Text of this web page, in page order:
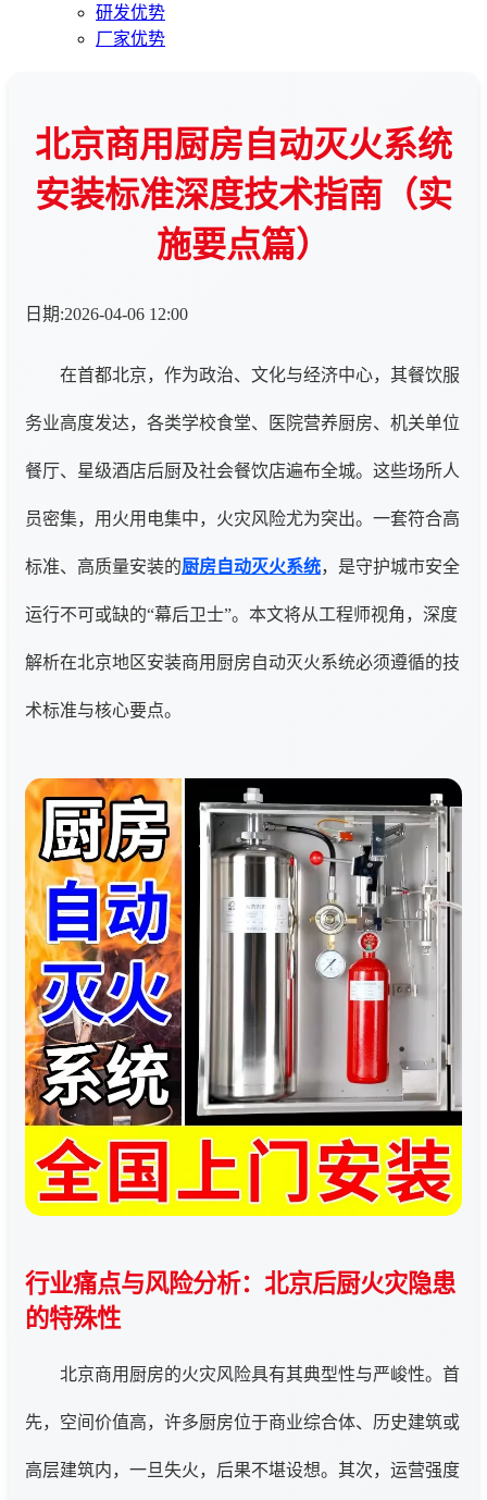
研发优势
厂家优势
北京商用厨房自动灭火系统
安装标准深度技术指南（实
施要点篇）
日期:2026-04-06 12:00
在首都北京，作为政治、文化与经济中心，其餐饮服
务业高度发达，各类学校食堂、医院营养厨房、机关单位
餐厅、星级酒店后厨及社会餐饮店遍布全城。这些场所人
员密集，用火用电集中，火灾风险尤为突出。一套符合高
标准、高质量安装的厨房自动灭火系统，是守护城市安全
运行不可或缺的“幕后卫士”。本文将从工程师视角，深度
解析在北京地区安装商用厨房自动灭火系统必须遵循的技
术标准与核心要点。
行业痛点与风险分析：北京后厨火灾隐患
的特殊性
北京商用厨房的火灾风险具有其典型性与严峻性。首
先，空间价值高，许多厨房位于商业综合体、历史建筑或
高层建筑内，一旦失火，后果不堪设想。其次，运营强度